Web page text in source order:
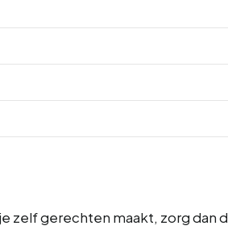
je zelf gerechten maakt, zorg dan